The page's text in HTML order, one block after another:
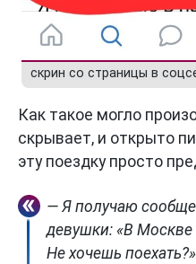
скрин со страницы в
Как такое могло
скрывает, и открыто
эту поездку просто
— Я получаю
девушки: «В Москве
Не хочешь